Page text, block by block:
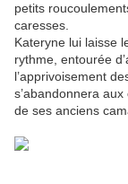
petits
caresses.
Kateryne lui laisse
rythme, entourée
l’apprivoisement
s’abandonnera
de ses anciens